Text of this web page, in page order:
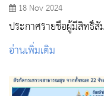
18 Nov 2024
ประกาศรายชื่อผู้มีสิทธิ์
Portfolio ปีการศึกษา
อ่านเพิ่มเติม